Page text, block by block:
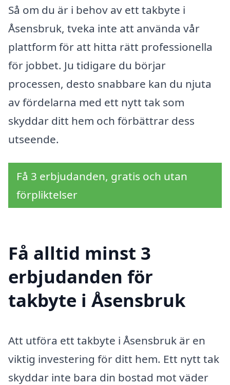
Så om du är i behov av ett takbyte i
Åsensbruk, tveka inte att använda vår
plattform för att hitta rätt professionella
för jobbet. Ju tidigare du börjar
processen, desto snabbare kan du njuta
av fördelarna med ett nytt tak som
skyddar ditt hem och förbättrar dess
utseende.
Få 3 erbjudanden, gratis och utan
förpliktelser
Få alltid minst 3
erbjudanden för
takbyte i Åsensbruk
Att utföra ett takbyte i Åsensbruk är en
viktig investering för ditt hem. Ett nytt tak
skyddar inte bara din bostad mot väder